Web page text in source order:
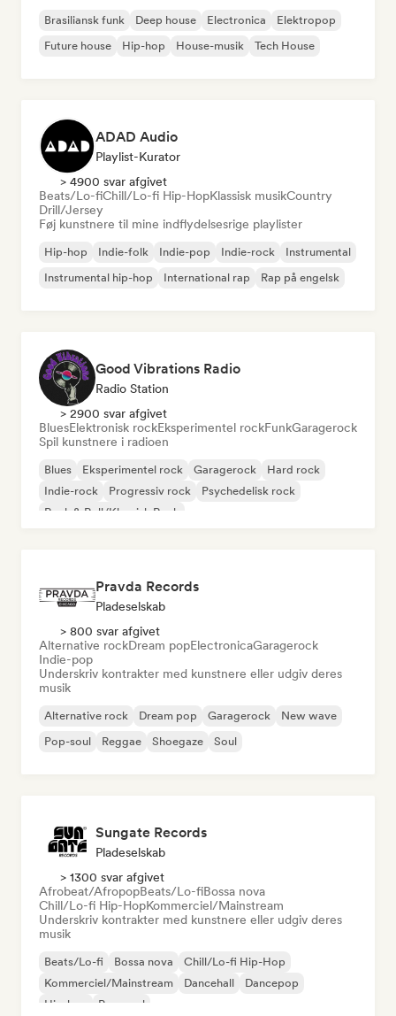
Brasiliansk funk Deep house Electronica
Elektropop
Future house
Hip-hop House-musik Tech House
ADAD Audio
Playlist-Kurator
> 4900 svar afgivet
Beats/Lo-fiChill/Lo-fi Hip-HopKlassisk musikCountry
Drill/Jersey
Føj kunstnere til mine indflydelsesrige playlister
Hip-hop Indie-folk Indie-pop Indie-rock
Instrumental
Instrumental hip-hop
International rap Rap på engelsk
Good Vibrations Radio
Radio Station
> 2900 svar afgivet
BluesElektronisk rockEksperimentel rockFunkGaragerock
Spil kunstnere i radioen
Blues Eksperimentel rock Garagerock
Hard rock
Indie-rock
Progressiv rock
Psychedelisk rock
Rock & Roll/Klassisk Rock
Pravda Records
Pladeselskab
> 800 svar afgivet
Alternative rockDream popElectronicaGaragerock
Indie-pop
Underskriv kontrakter med kunstnere eller udgiv deres
musik
Alternative rock Dream pop Garagerock
New wave
Pop-soul
Reggae Shoegaze Soul
Sungate Records
Pladeselskab
> 1300 svar afgivet
Afrobeat/AfropopBeats/Lo-fiBossa nova
Chill/Lo-fi Hip-HopKommerciel/Mainstream
Underskriv kontrakter med kunstnere eller udgiv deres
musik
Beats/Lo-fi Bossa nova
Chill/Lo-fi Hip-Hop
Kommerciel/Mainstream
Dancehall
Dancepop
Hip-hop
Pop-soul